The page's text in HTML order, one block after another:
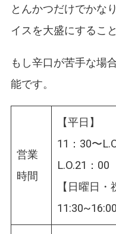
とんかつだけでかな
イスを大盛にするこ
もし辛口が苦手な場
能です。
営業
時間
【平日】
11：30〜
L.O.21：00
【日曜日・
11:30~16:00